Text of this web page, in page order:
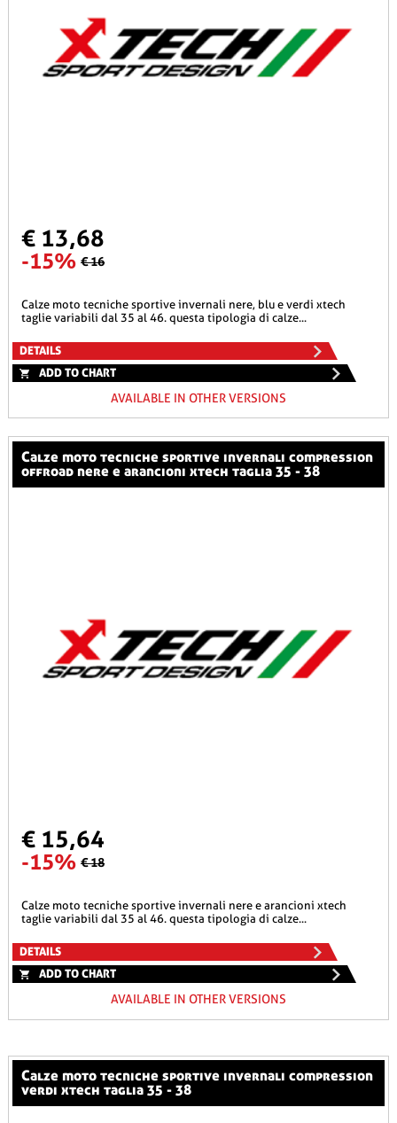
€ 13,68
-15% € 16
calze moto tecniche sportive invernali nere, blu e verdi xtech
taglie variabili dal 35 al 46. questa tipologia di calze...
DETAILS
ADD TO CHART
AVAILABLE IN OTHER VERSIONS
calze moto tecniche sportive invernali compression
offroad nere e arancioni xtech taglia 35 - 38
€ 15,64
-15% € 18
calze moto tecniche sportive invernali nere e arancioni xtech
taglie variabili dal 35 al 46. questa tipologia di calze...
DETAILS
ADD TO CHART
AVAILABLE IN OTHER VERSIONS
calze moto tecniche sportive invernali compression
verdi xtech taglia 35 - 38